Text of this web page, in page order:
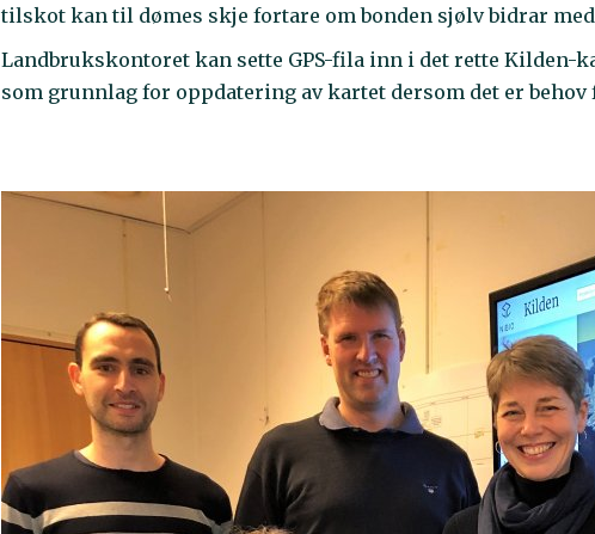
tilskot kan til dømes skje fortare om bonden sjølv bidrar med
Landbrukskontoret kan sette GPS-fila inn i det rette
som grunnlag for oppdatering av kartet dersom det er behov